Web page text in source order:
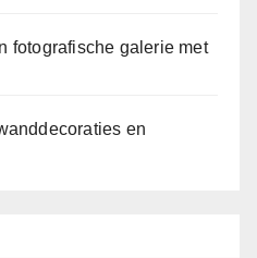
fotografische galerie met
en